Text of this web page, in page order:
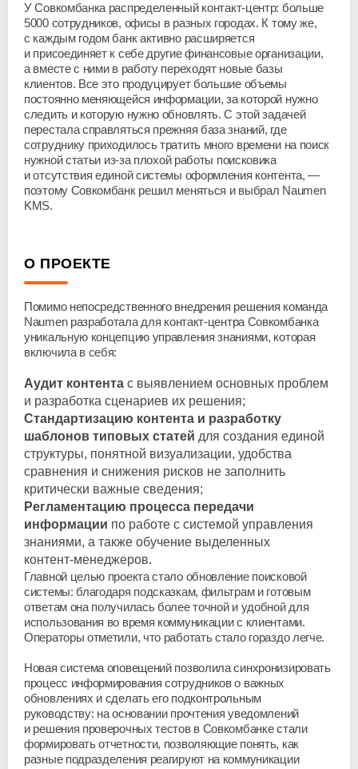
У Совкомбанка распределенный контакт-центр: больше
5000 сотрудников, офисы в разных городах. К тому же,
с каждым годом банк активно расширяется
и присоединяет к себе другие финансовые организации,
а вместе с ними в работу переходят новые базы
клиентов. Все это продуцирует большие объемы
постоянно меняющейся информации, за которой нужно
следить и которую нужно обновлять. С этой задачей
перестала справляться прежняя база знаний, где
сотруднику приходилось тратить много времени на поиск
нужной статьи из-заплохой работы поисковика
и отсутствия единой системы оформления контента, —
поэтому Совкомбанк решил меняться и выбрал Naumen
KMS.
О ПРОЕКТЕ
Помимо непосредственного внедрения решения команда
Naumen разработала для контакт-центраСовкомбанка
уникальную концепцию управления знаниями, которая
включила в себя:
Аудит контента с выявлением основных проблем
и разработка сценариев их решения;
Стандартизацию контента и разработку
шаблонов типовых статей для создания единой
структуры, понятной визуализации, удобства
сравнения и снижения рисков не заполнить
критически важные сведения;
Регламентацию процесса передачи
информации по работе с системой управления
знаниями, а также обучение выделенных
контент-менеджеров.
Главной целью проекта стало обновление поисковой
системы: благодаря подсказкам, фильтрам и готовым
ответам она получилась более точной и удобной для
использования во время коммуникации с клиентами.
Операторы отметили, что работать стало гораздо легче.
Новая система оповещений позволила синхронизировать
процесс информирования сотрудников о важных
обновлениях и сделать его подконтрольным
руководству: на основании прочтения уведомлений
и решения проверочных тестов в Совкомбанке стали
формировать отчетности, позволяющие понять, как
разные подразделения реагируют на коммуникации